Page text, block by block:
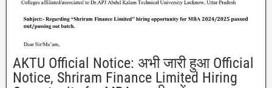
AKTU Official Notice: अभी जारी हुआ Official
Notice, Shriram Finance Limited Hiring